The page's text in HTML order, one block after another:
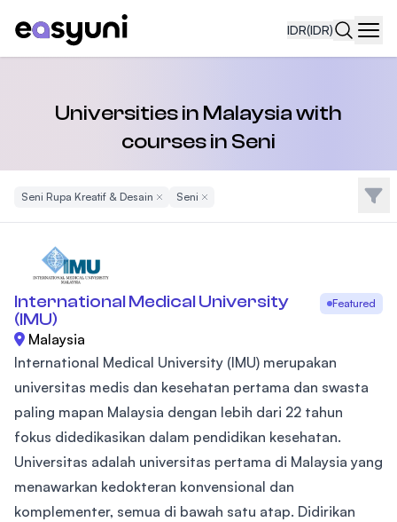
IDR(IDR)
Universities in Malaysia with
courses in Seni
Seni Rupa Kreatif & Desain Remove Filter
Seni Remove Filter Filter
International Medical University
(IMU)
Featured
Malaysia
International Medical University (IMU) merupakan
universitas medis dan kesehatan pertama dan swasta
paling mapan Malaysia dengan lebih dari 22 tahun
fokus didedikasikan dalam pendidikan kesehatan.
Universitas adalah universitas pertama di Malaysia yang
menawarkan kedokteran konvensional dan
komplementer, semua di bawah satu atap. Didirikan